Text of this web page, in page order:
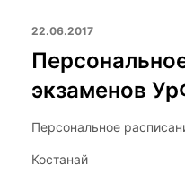
22.06.2017
экзаменов
Персональное
Костанай